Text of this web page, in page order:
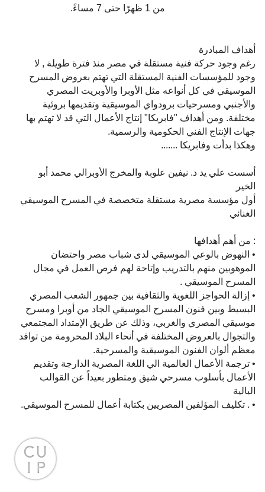
من 1 ظهرًا حتى 7 مساءً.
أهداف المبادرة
رغم وجود حركة فنية مستقلة في مصر منذ فترة طويلة , لا
وجود للمؤسسات الفنية المستقلة التي تهتم بعروض المسرح
الموسيقي في كل أنواعه مثل الأوبرا والأوبريت المصري
والأجنبي ومسرحيات برودواي الموسيقية وتقديمها بروئية
مختلفة. ومن أهداف "فابريكا" إنتاج الأعمال التي قد لا تهتم بها
جهات الإنتاج الفني الحكومية والرسمية.
وهكذا بدأت وفابريكا .......
أسست علي يد د. نيفين علوبة والمخرج الأوبرالي محمد أبو
الخير
أول مؤسسة مصرية مستقلة متخصصة في المسرح الموسيقي
الغنائي
: من أهم أهدافها
• النهوض بالوعي الموسيقي لدى شباب مصر واحتضان
الموهوبين منهم بالتدريب وإتاحة لهم فرص العمل في مجال
المسرح الموسيقي .
• إزالة الحواجز اللغوية والثقافية بين جمهور الشعب المصري
البسيط وبين فنون المسرح الموسيقي الجاد من أوبرا ومسرح
موسيقي المصري والغربي، وذلك عن طريق الإمتداد المجتمعي
والتجوال بالعروض المختلفة في أنحاء البلاد المحرومة من توافد
معظم ألوان الفنون الموسيقية والمسرحية.
• ترجمة الأعمال العالمية الي اللغة المصرية الدارجة وتقديم
الأعمال بأسلوب مسرحي شيق ومتطور بعيداً عن القوالب
البالية
• . تكليف المؤلفين المصريين بكتابة أعمال للمسرح الموسيقي.